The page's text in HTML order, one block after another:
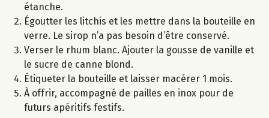
étanche.
Égoutter les litchis et les mettre dans la bouteille en
verre. Le sirop n’a pas besoin d’être conservé.
Verser le rhum blanc. Ajouter la gousse de vanille et
le sucre de canne blond.
Étiqueter la bouteille et laisser macérer 1 mois.
À offrir, accompagné de pailles en inox pour de
futurs apéritifs festifs.